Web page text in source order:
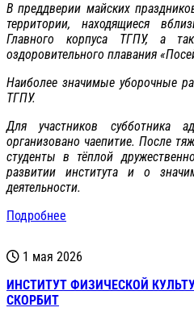
В преддверии майских
территории, находящиеся
Главного корпуса ТГПУ, а
оздоровительного плавания
Наиболее значимые уборочные
ТГПУ.
Для участников субботника
организовано чаепитие. После
студенты в тёплой
развитии института и о
деятельности.
Подробнее
1 мая 2026
ИНСТИТУТ ФИЗИЧЕСКОЙ
СКОРБИТ